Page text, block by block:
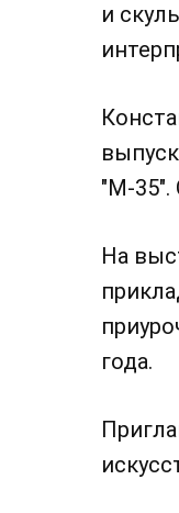
и
"М-35".
На
года.